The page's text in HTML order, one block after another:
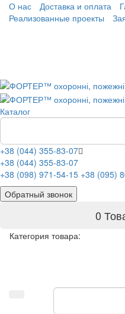
О нас Доставка и оплата
Реализованные проекты
Каталог
+38 (044) 355-83-07
+38 (044) 355-83-07
+38 (098) 971-54-15 +38 (095)
Обратный звонок
0
Категория товара: